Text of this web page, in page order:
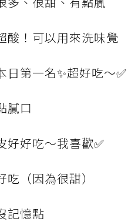
酸！可以用來洗味覺
第一名✨超好吃～✅
膩口
好好吃～我喜歡✅
（因為很甜）
記憶點